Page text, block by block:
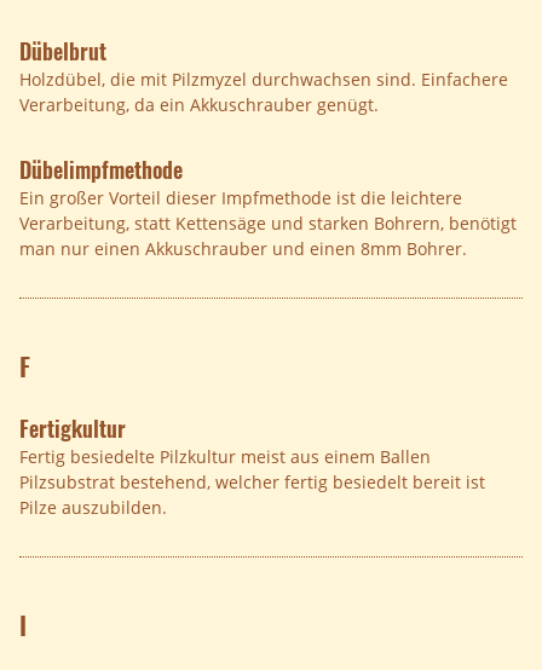
Dübelbrut
Holzdübel, die mit Pilzmyzel durchwachsen sind. Einfachere
Verarbeitung, da ein Akkuschrauber genügt.
Dübelimpfmethode
Ein großer Vorteil dieser Impfmethode ist die leichtere
Verarbeitung, statt Kettensäge und starken Bohrern, benötigt
man nur einen Akkuschrauber und einen 8mm Bohrer.
F
Fertigkultur
Fertig besiedelte Pilzkultur meist aus einem Ballen
Pilzsubstrat bestehend, welcher fertig besiedelt bereit ist
Pilze auszubilden.
I